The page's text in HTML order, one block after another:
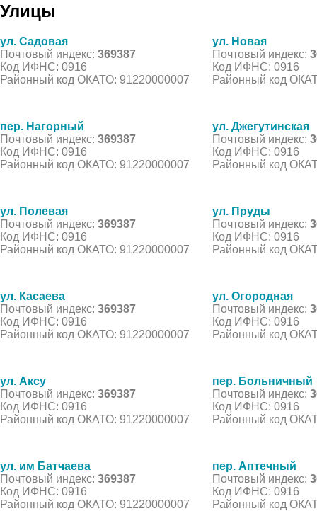
Улицы
ул. Садовая
Почтовый индекс: 369387
Код ИФНС: 0916
Районный код ОКАТО: 91220000007
ул. Новая
Почтовый индекс:
Код ИФНС: 0916
Районный код
пер. Нагорный
Почтовый индекс: 369387
Код ИФНС: 0916
Районный код ОКАТО: 91220000007
ул. Джегутинская
Почтовый индекс:
Код ИФНС: 0916
Районный код
ул. Полевая
Почтовый индекс: 369387
Код ИФНС: 0916
Районный код ОКАТО: 91220000007
ул. Пруды
Почтовый индекс:
Код ИФНС: 0916
Районный код
ул. Касаева
Почтовый индекс: 369387
Код ИФНС: 0916
Районный код ОКАТО: 91220000007
ул. Огородная
Почтовый индекс:
Код ИФНС: 0916
Районный код
ул. Аксу
Почтовый индекс: 369387
Код ИФНС: 0916
Районный код ОКАТО: 91220000007
пер. Больничный
Почтовый индекс:
Код ИФНС: 0916
Районный код
ул. им Батчаева
Почтовый индекс: 369387
Код ИФНС: 0916
Районный код ОКАТО: 91220000007
пер. Аптечный
Почтовый индекс:
Код ИФНС: 0916
Районный код